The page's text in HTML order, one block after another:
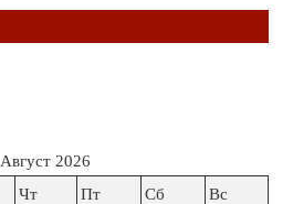
Август 2026
Чт Пт Сб Вс